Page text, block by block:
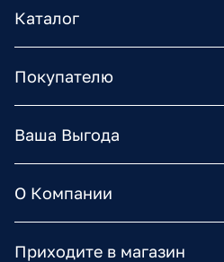
Каталог
Покупателю
Ваша Выгода
О Компании
Приходите в магазин